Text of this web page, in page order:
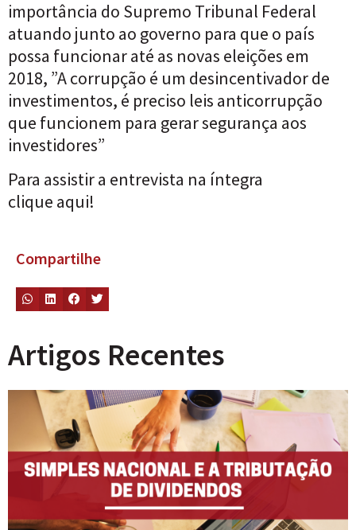
importância do Supremo Tribunal Federal
atuando junto ao governo para que o país
possa funcionar até as novas eleições em
2018, ”A corrupção é um desincentivador de
investimentos, é preciso leis anticorrupção
que funcionem para gerar segurança aos
investidores”
Para assistir a entrevista na íntegra
clique aqui!
Compartilhe
Artigos Recentes